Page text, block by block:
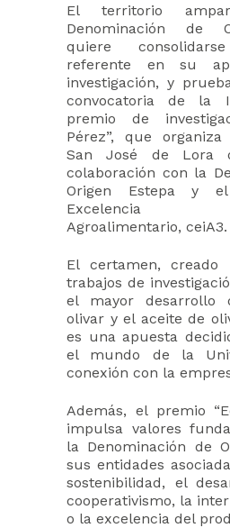
El territorio
Denominación de
quiere
referente en su
investigación, y
convocatoria de la
premio de
Pérez”, que
San José de Lora
colaboración con la
Origen Estepa y
Excelencia
Agroalimentario, ceiA3.
El certamen, creado
trabajos de
el mayor desarrollo
olivar y el aceite de
es una apuesta
el mundo de la
conexión con la
Además, el premio
impulsa valores
la Denominación de
sus entidades
sostenibilidad, el
cooperativismo, la
o la excelencia del